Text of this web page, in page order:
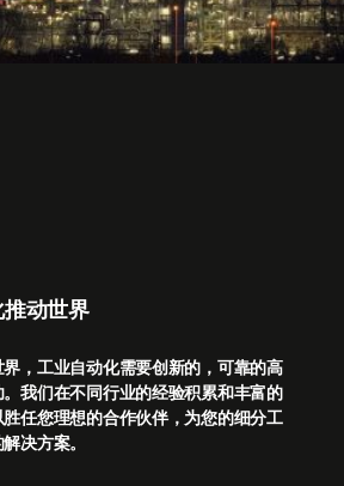
动世界
，工业自动化需要创新的，可靠的高
我们在不同行业的经验积累和丰富的
任您理想的合作伙伴，为您的细分工
决方案。